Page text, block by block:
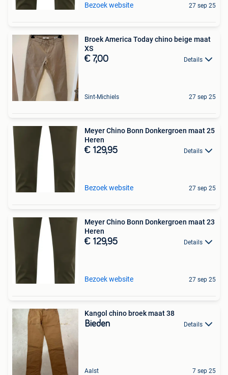
Bezoek website 27 sep 25
Broek America Today chino beige maat
XS
€ 7,00 Details
Sint-Michiels 27 sep 25
Meyer Chino Bonn Donkergroen maat 25
Heren
€ 129,95 Details
Bezoek website 27 sep 25
Meyer Chino Bonn Donkergroen maat 23
Heren
€ 129,95 Details
Bezoek website 27 sep 25
Kangol chino broek maat 38
Bieden Details
Aalst 7 sep 25